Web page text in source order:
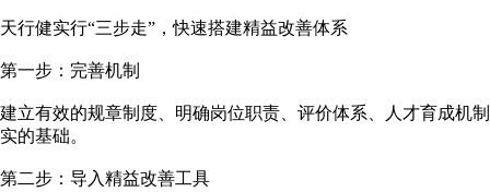
天行健实行“三步走”，快速搭建精益改善体系
第一步：完善机制
建立有效的规章制度、明确岗位职责、评价体系、人才育成机
实的基础。
第二步：导入精益改善工具